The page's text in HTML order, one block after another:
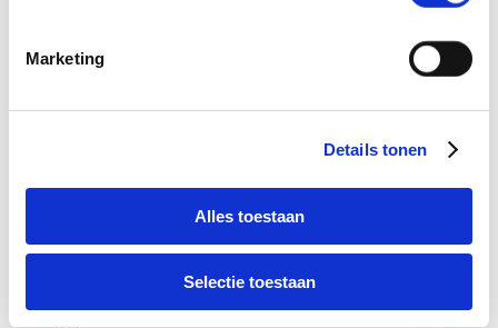
Marketing
Details tonen
Alles toestaan
Selectie toestaan
Bel ons: 072 - 303 02 10